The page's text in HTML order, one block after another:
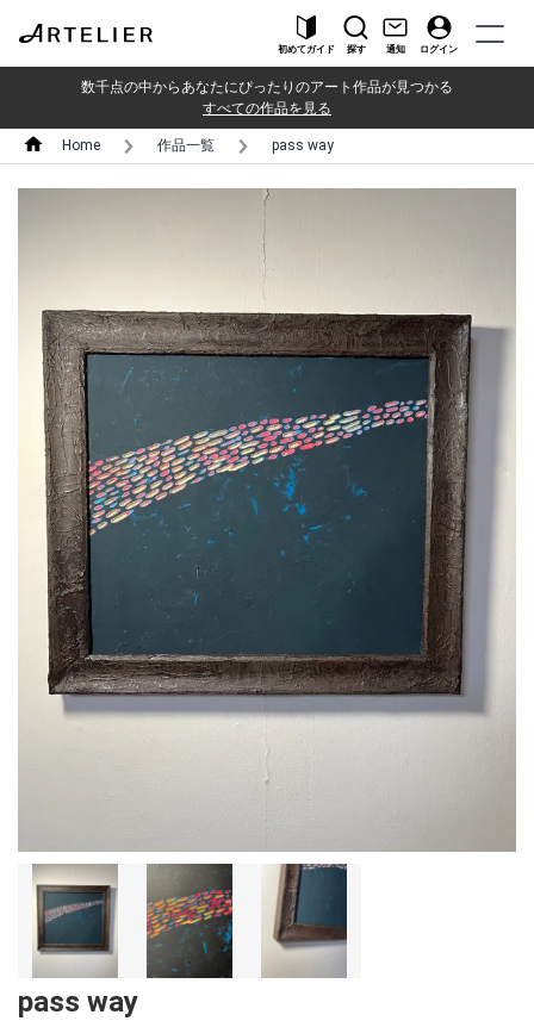
初めてガイド 探す 通知 ログイン
数千点の中からあなたにぴったりのアート作品が見つかる
すべての作品を見る
Home 作品一覧 pass way
pass way